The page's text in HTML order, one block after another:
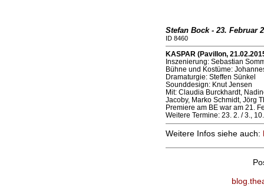
Stefan Bock - 23. Februar
ID 8460
KASPAR (Pavillon,
Inszenierung: Sebastian
Bühne und Kostüme:
Dramaturgie: Steffen Sünkel
Sounddesign: Knut Jensen
Mit: Claudia Burckhardt,
Jacoby, Marko Schmidt, Jörg
Premiere am BE war am 21.
Weitere Termine: 23. 2. / 3.,
Weitere Infos siehe auch: